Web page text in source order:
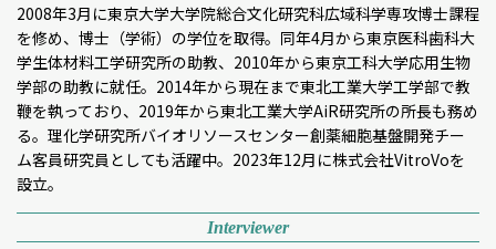
2008年3月に東京大学大学院総合文化研究科広域科学専攻博士課程
を修め、博士（学術）の学位を取得。同年4月から東京医科歯科大
学生体材料工学研究所の助教、2010年から東京工科大学応用生物
学部の助教に就任。2014年から現在まで東北工業大学工学部で教
鞭を執っており、2019年から東北工業大学AiR研究所の所長も務め
る。理化学研究所バイオリソースセンター創薬細胞基盤開発チー
ム客員研究員としても活躍中。2023年12月に株式会社VitroVoを
設立。
Interviewer